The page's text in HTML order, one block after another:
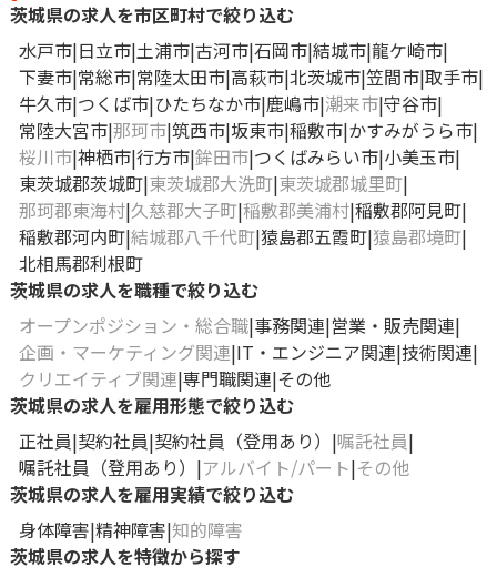
茨城県の求人を市区町村で絞り込む
水戸市 日立市 土浦市 古河市 石岡市 結城市 龍ケ崎市
下妻市 常総市 常陸太田市 高萩市 北茨城市 笠間市 取手市
牛久市 つくば市 ひたちなか市 鹿嶋市 潮来市 守谷市
常陸大宮市 那珂市 筑西市 坂東市 稲敷市 かすみがうら市
桜川市 神栖市 行方市 鉾田市 つくばみらい市 小美玉市
東茨城郡茨城町 東茨城郡大洗町 東茨城郡城里町
那珂郡東海村 久慈郡大子町 稲敷郡美浦村 稲敷郡阿見町
稲敷郡河内町 結城郡八千代町 猿島郡五霞町 猿島郡境町
北相馬郡利根町
茨城県の求人を職種で絞り込む
オープンポジション・総合職 事務関連 営業・販売関連
企画・マーケティング関連 IT・エンジニア関連 技術関連
クリエイティブ関連 専門職関連 その他
茨城県の求人を雇用形態で絞り込む
正社員 契約社員 契約社員（登用あり）
嘱託社員
嘱託社員（登用あり）
アルバイト/パート その他
茨城県の求人を雇用実績で絞り込む
身体障害 精神障害 知的障害
茨城県の求人を特徴から探す